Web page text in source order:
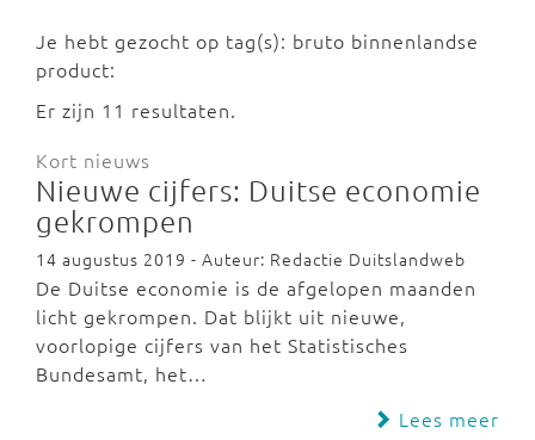
Je hebt gezocht op tag(s): bruto binnenlandse
product:
Er zijn 11 resultaten.
Kort nieuws
Nieuwe cijfers: Duitse economie
gekrompen
14 augustus 2019 - Auteur: Redactie Duitslandweb
De Duitse economie is de afgelopen maanden
licht gekrompen. Dat blijkt uit nieuwe,
voorlopige cijfers van het Statistisches
Bundesamt, het…
Lees meer